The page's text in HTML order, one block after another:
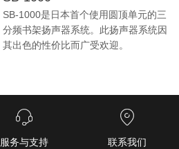
SB-1000是日本首个使用圆顶单元的三
分频书架扬声器系统。此扬声器系统因
其出色的性价比而广受欢迎。

服务与支持

联系我们